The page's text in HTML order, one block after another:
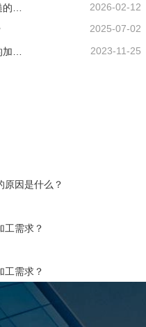
CAM)…
成一些系统问题。因此，如果
应对该设备进行专门的保管和
免长期密封造成的故障。操作此
铝型材加工中心加工时出现表面粗糙的原因是什么？ 2026-02-12
2025-07-02
2023-11-25
原因是什么？
工需求？
工需求？